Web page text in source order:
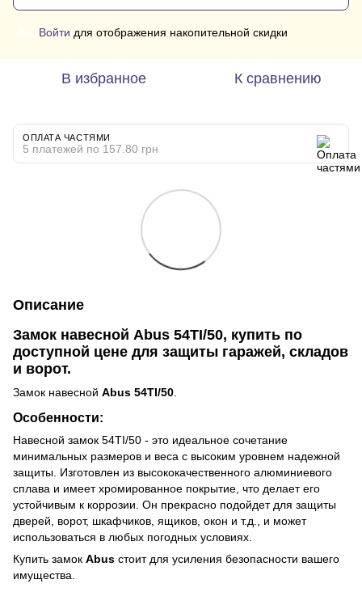
Войти для отображения накопительной скидки
В избранное К сравнению
ОПЛАТА ЧАСТЯМИ
5 платежей по 157.80 грн
Описание
Замок навесной Abus 54TI/50, купить по
доступной цене для защиты гаражей, складов
и ворот.
Замок навесной Abus 54TI/50.
Особенности:
Навесной замок 54TI/50 - это идеальное сочетание
минимальных размеров и веса с высоким уровнем надежной
защиты. Изготовлен из высококачественного алюминиевого
сплава и имеет хромированное покрытие, что делает его
устойчивым к коррозии. Он прекрасно подойдет для защиты
дверей, ворот, шкафчиков, ящиков, окон и т.д., и может
использоваться в любых погодных условиях.
Купить замок Abus стоит для усиления безопасности вашего
имущества.